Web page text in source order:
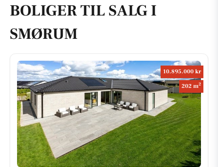
BOLIGER TIL SALG I
SMØRUM
10.895.000 kr
202 m2